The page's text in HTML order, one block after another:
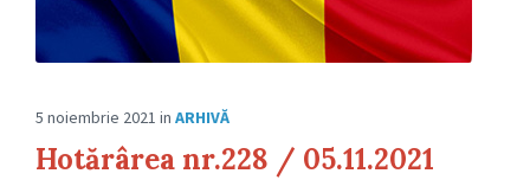
5 noiembrie 2021 in ARHIVĂ
Hotărârea nr.228 / 05.11.2021